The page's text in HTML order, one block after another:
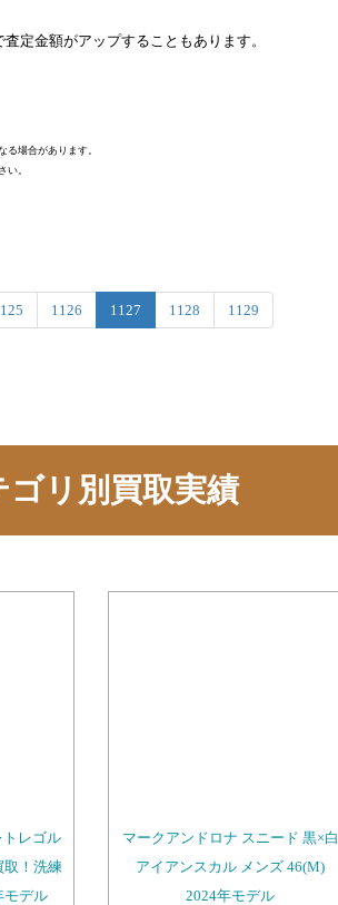
定金額がアップすることもあります。
る場合があります。
い。
1126 1127 1128 1129
ゴリ別買取実績
レゴル
取！洗練
モデル
マークアンドロナ スニード 黒×白
アイアンスカル メンズ 46(M)
2024年モデル